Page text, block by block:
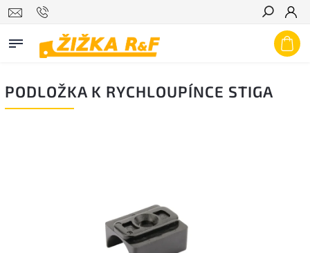
Hledat
PODLOŽKA K RYCHLOUPÍNCE STIGA